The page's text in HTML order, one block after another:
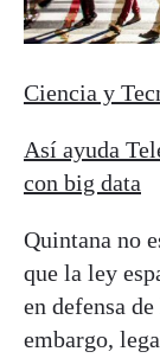
Ciencia y
Así ayuda
con big data
Quintana no
que la ley
en defensa
embargo,